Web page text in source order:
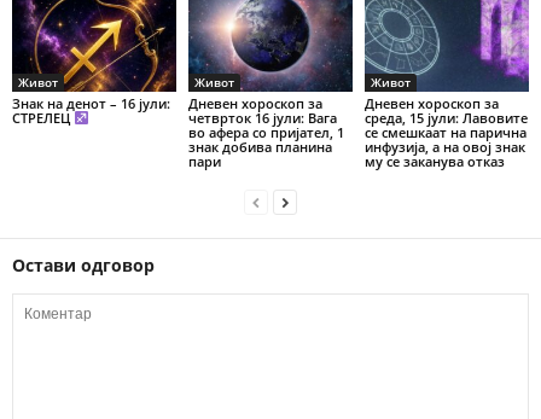
Живот
Знак на денот – 16 јули:
СТРЕЛЕЦ
Живот
Дневен хороскоп за
четврток 16 јули: Вага
во афера со пријател, 1
знак добива планина
пари
Живот
Дневен хороскоп за
среда, 15 јули: Лавовите
се смешкаат на парична
инфузија, а на овој знак
му се заканува отказ
Остави одговор